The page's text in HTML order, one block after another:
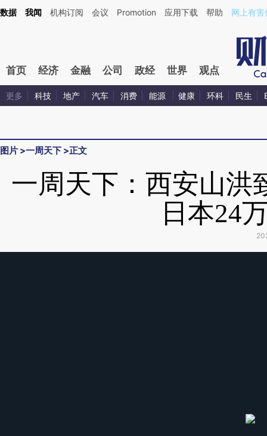
数据 我闻 机构订阅 会议 Promotion 应用下载 帮助 网上有
首页 经济 金融 公司 政经 世界 观点
更多 科技 地产 汽车 消费 能源 健康 环科 民生
图片 >一周天下 >正文
一周天下：西安山洪
日本24